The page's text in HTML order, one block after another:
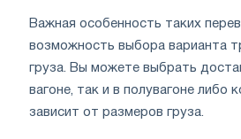
Важная особенность таких
возможность выбора варианта
груза. Вы можете выбрать
вагоне, так и в полувагоне либо
зависит от размеров груза.